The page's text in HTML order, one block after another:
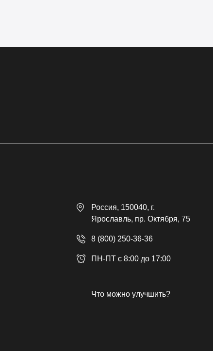
Россия, 150040, г.
Ярославль, пр. Октября, 75
8 (800) 250-36-36
ПН-ПТ с 8:00 до 17:00
Что можно улучшить?